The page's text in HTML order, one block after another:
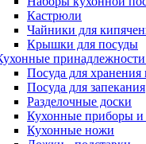
Кастрюли
Чайники для
Крышки для посуды
принадлежности
Посуда для хранения
Посуда для запекания
Разделочные доски
Кухонные приборы и
Кухонные ножи